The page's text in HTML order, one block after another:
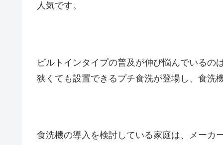
人気です。
ビルトインタイプの普及が伸び悩んでいるの
狭くても設置できるプチ食洗が登場し、食洗
食洗機の導入を検討している家庭は、メーカ